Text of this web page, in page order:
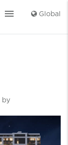
menu Global
by